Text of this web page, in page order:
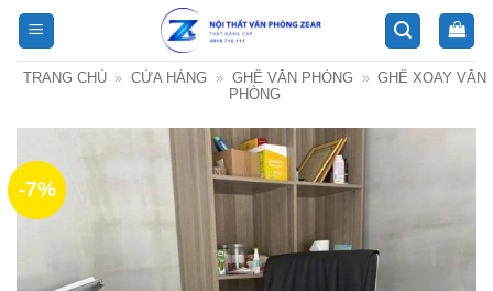
Bỏ
qua
nội
TRANG CHỦ » CỬA HÀNG » GHẾ VĂN PHÒNG » GHẾ XOAY VĂN
PHÒNG
-7%